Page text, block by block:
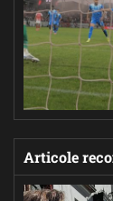
Articole